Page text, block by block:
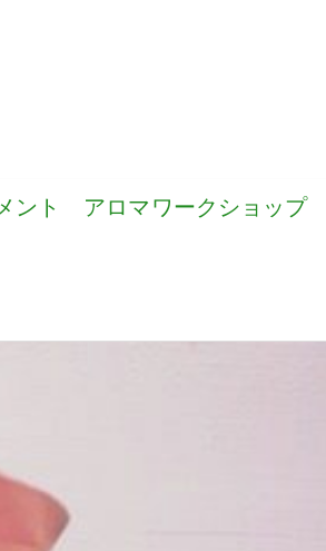
ント アロマワークショップ